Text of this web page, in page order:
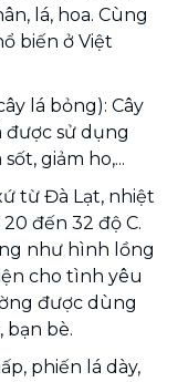
lá, hoa. Cùng
biến ở Việt
lá bỏng): Cây
được sử dụng
giảm ho,...
từ Đà Lạt, nhiệt
đến 32 độ C.
như hình lồng
cho tình yêu
được dùng
bạn bè.
phiến lá dày,